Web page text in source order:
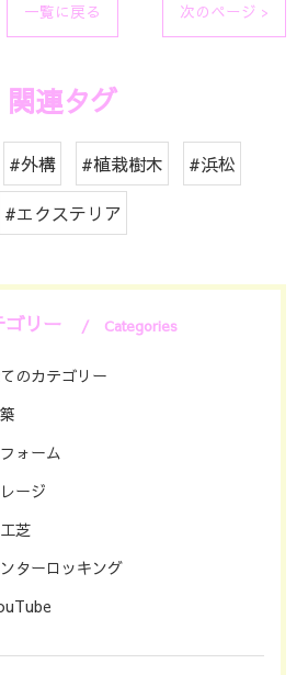
一覧に戻る 次のページ >
関連タグ
#外構 #植栽樹木 #浜松
#エクステリア
ゴリー Categories
のカテゴリー
ォーム
ージ
芝
ターロッキング